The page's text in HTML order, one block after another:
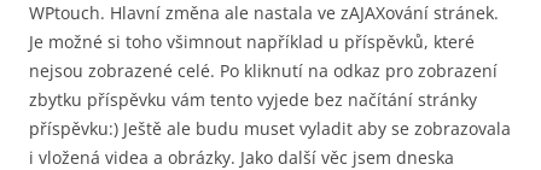
WPtouch. Hlavní změna ale nastala ve zAJAXování stránek.
Je možné si toho všimnout například u příspěvků, které
nejsou zobrazené celé. Po kliknutí na odkaz pro zobrazení
zbytku příspěvku vám tento vyjede bez načítání stránky
příspěvku:) Ještě ale budu muset vyladit aby se zobrazovala
i vložená videa a obrázky. Jako další věc jsem dneska